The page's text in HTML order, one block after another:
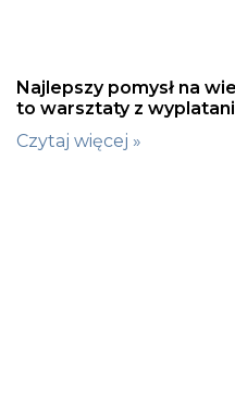
Najlepszy pomysł na
to warsztaty z
Czytaj więcej »